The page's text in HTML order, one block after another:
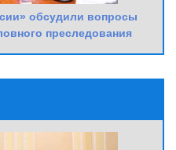
обсудили вопросы
преследования